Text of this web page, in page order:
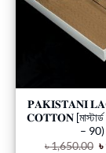
𝐏𝐀𝐊𝐈𝐒𝐓𝐀𝐍𝐈
𝐂𝐎𝐓𝐓𝐎𝐍 [মাস্টার্ড
– 90)
৳1,650.00 ৳